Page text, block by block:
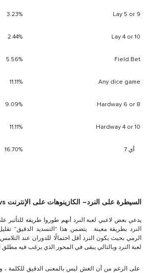
Lay 5 or 9
3.23%
Lay 4 or 10
2.44%
Field Bet
5.56%
Any dice game
11.11%
Hardway 6 or 8
9.09%
Hardway 4 or 10
11.11%
أي 7 16.70%
لسيطرة على النرد– الكازينوهات على الإنترنت vs ألعاب الكازينو المادية
يدعي بعض لاعبي لعبة النرد أنهم طوروا طريقة للتأثير
النرد بطريقة معينة. يتضمن هذا "التسديد الدقيق"
الرمي بحيث يكون النرد أقل احتمالًا للدوران عند
لعبة النرد وبالتالي يبقى في المحور الذي يرغب فيه مطلق
على الرغم من أن الغش ليس بالمعنى الدقيق للكلمة ،